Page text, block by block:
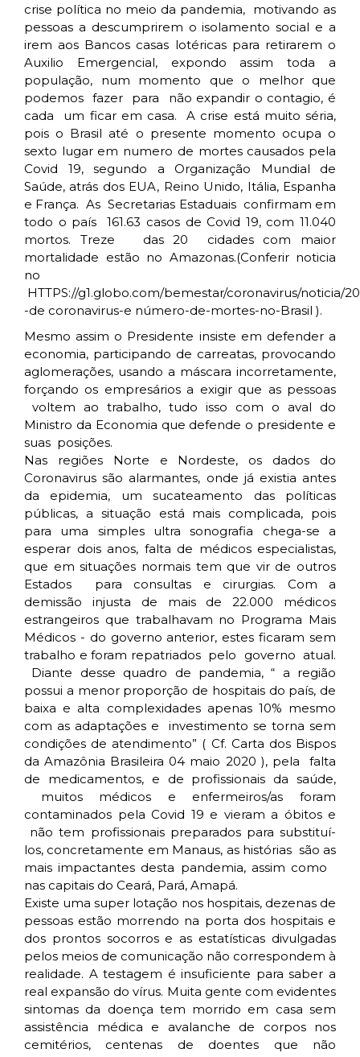
crise política no meio da pandemia, motivando as
pessoas a descumprirem o isolamento social e a
irem aos Bancos casas lotéricas para retirarem o
Auxilio Emergencial, expondo assim toda a
população, num momento que o melhor que
podemos fazer para não expandir o contagio, é
cada um ficar em casa. A crise está muito séria,
pois o Brasil até o presente momento ocupa o
sexto lugar em numero de mortes causados pela
Covid 19, segundo a Organização Mundial de
Saúde, atrás dos EUA, Reino Unido, Itália, Espanha
e França. As Secretarias Estaduais confirmam em
todo o país 161.63 casos de Covid 19, com 11.040
mortos. Treze das 20 cidades com maior
mortalidade estão no Amazonas.(Conferir noticia
no
HTTPS://g1.globo.com/bemestar/coronavirus/noticia/
-de coronavirus-e número-de-mortes-no-Brasil ).
Mesmo assim o Presidente insiste em defender a
economia, participando de carreatas, provocando
aglomerações, usando a máscara incorretamente,
forçando os empresários a exigir que as pessoas
voltem ao trabalho, tudo isso com o aval do
Ministro da Economia que defende o presidente e
suas posições.
Nas regiões Norte e Nordeste, os dados do
Coronavirus são alarmantes, onde já existia antes
da epidemia, um sucateamento das políticas
públicas, a situação está mais complicada, pois
para uma simples ultra sonografia chega-se a
esperar dois anos, falta de médicos especialistas,
que em situações normais tem que vir de outros
Estados para consultas e cirurgias. Com a
demissão injusta de mais de 22.000 médicos
estrangeiros que trabalhavam no Programa Mais
Médicos - do governo anterior, estes ficaram sem
trabalho e foram repatriados pelo governo atual.
Diante desse quadro de pandemia, “ a região
possui a menor proporção de hospitais do país, de
baixa e alta complexidades apenas 10% mesmo
com as adaptações e investimento se torna sem
condições de atendimento” ( Cf. Carta dos Bispos
da Amazônia Brasileira 04 maio 2020 ), pela falta
de medicamentos, e de profissionais da saúde,
muitos médicos e enfermeiros/as foram
contaminados pela Covid 19 e vieram a óbitos e
não tem profissionais preparados para substituí-
los, concretamente em Manaus, as histórias são as
mais impactantes desta pandemia, assim como
nas capitais do Ceará, Pará, Amapá.
Existe uma super lotação nos hospitais, dezenas de
pessoas estão morrendo na porta dos hospitais e
dos prontos socorros e as estatísticas divulgadas
pelos meios de comunicação não correspondem à
realidade. A testagem é insuficiente para saber a
real expansão do vírus. Muita gente com evidentes
sintomas da doença tem morrido em casa sem
assistência médica e avalanche de corpos nos
cemitérios, centenas de doentes que não